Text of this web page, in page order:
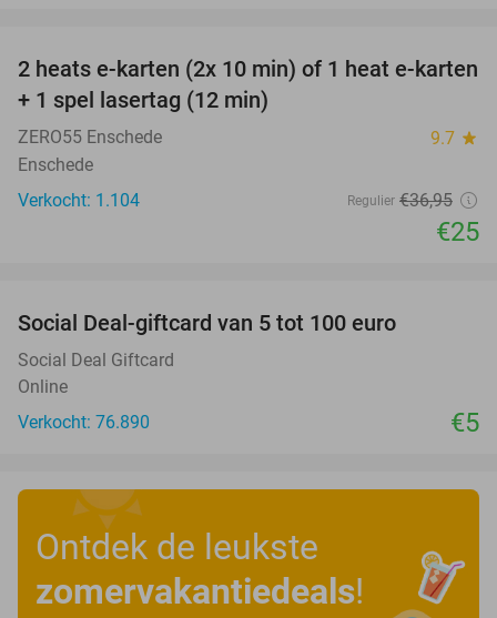
32%
2 heats e-karten (2x 10 min) of 1 heat e-karten
+ 1 spel lasertag (12 min)
ZERO55 Enschede 9.7 star
Enschede
Verkocht: 1.104
Regulier €36,95
€25
Social Deal-giftcard van 5 tot 100 euro
Social Deal Giftcard
Online
Verkocht: 76.890
€5
Ontdek de leukste
zomervakantiedeals!